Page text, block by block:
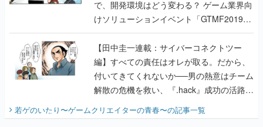
で、開発環境はどう変わる？ ゲーム業界向
けソリューションイベント「GTMF2019」
に行って、より理解を深めよう【PR】
【田中圭一連載：サイバーコネクトツー
編】すべての責任はオレが取る。だから、
付いてきてくれないか──男の熱意はチーム
解散の危機を救い、『.hack』成功の活路を
『少年ジャンプ』色だった【若ゲのいた
若ゲのいたり〜ゲームクリエイターの青春〜の記事一覧